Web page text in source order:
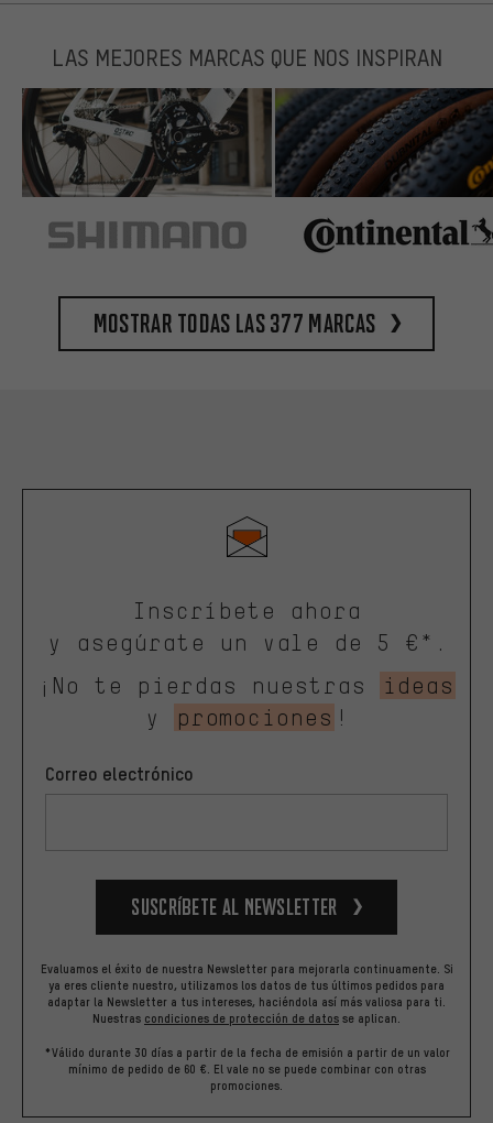
LAS MEJORES MARCAS QUE NOS INSPIRAN
Mostrar todas las 377 marcas
Inscríbete ahora
y asegúrate un vale de 5 €*.
¡No te pierdas nuestras
ideas
y
promociones !
Correo electrónico
Suscríbete al newsletter
Evaluamos el éxito de nuestra Newsletter para mejorarla continuamente. Si
ya eres cliente nuestro, utilizamos los datos de tus últimos pedidos para
adaptar la Newsletter a tus intereses, haciéndola así más valiosa para ti.
Nuestras condiciones de protección de datos se aplican.
*Válido durante 30 días a partir de la fecha de emisión a partir de un valor
mínimo de pedido de 60 €. El vale no se puede combinar con otras
promociones.